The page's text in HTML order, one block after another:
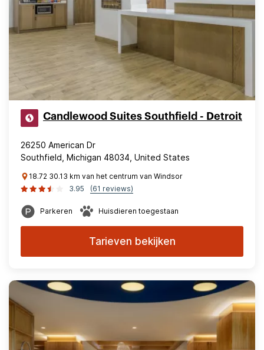
Candlewood Suites Southfield - Detroit
26250 American Dr
Southfield, Michigan 48034, United States
18.72 30.13 km van het centrum van Windsor
3.95
(61 reviews)
Parkeren Huisdieren toegestaan
Tarieven bekijken